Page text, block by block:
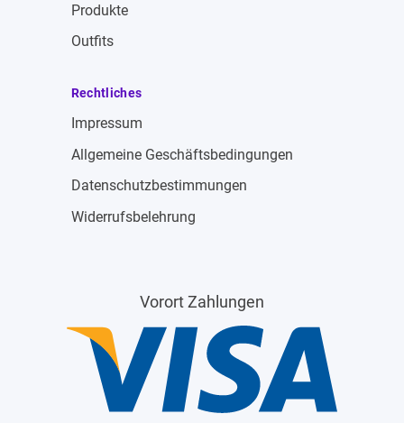
Produkte
Outfits
Rechtliches
Impressum
Allgemeine Geschäftsbedingungen
Datenschutzbestimmungen
Widerrufsbelehrung
Vorort Zahlungen